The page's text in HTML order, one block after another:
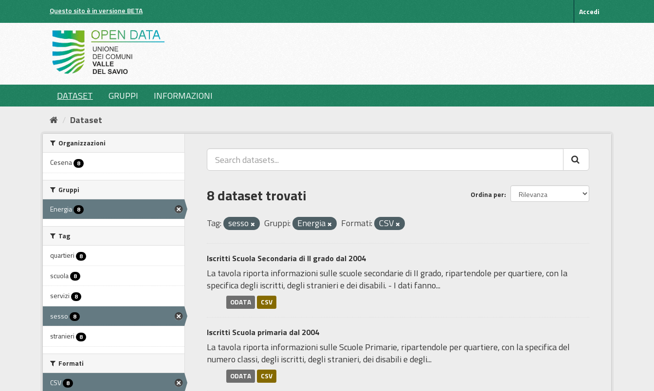
Questo sito è in versione BETA Accedi
DATASET GRUPPI
INFORMAZIONI
Dataset
Organizzazioni
Cesena 8
Gruppi
Energia 8
Tag
quartieri
8
scuola 8
servizi 8
sesso 8
stranieri 8
Formati
CSV 8
Ordina per
8 dataset trovati
Tag: sesso Gruppi: Energia Formati: CSV
Iscritti Scuola Secondaria di II grado dal 2004
La tavola riporta informazioni sulle scuole secondarie di II grado, ripartendole per quartiere, con la
specifica degli iscritti, degli stranieri e dei disabili. - I dati fanno...
ODATA CSV
Iscritti Scuola primaria dal 2004
La tavola riporta informazioni sulle Scuole Primarie, ripartendole per quartiere, con la specifica del
numero classi, degli iscritti, degli stranieri, dei disabili e degli...
ODATA CSV